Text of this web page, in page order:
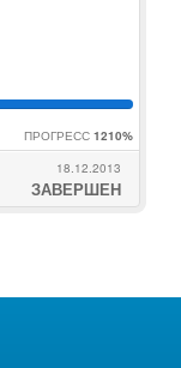
ПРОГРЕСС 1210%
18.12.2013
ЗАВЕРШЕН